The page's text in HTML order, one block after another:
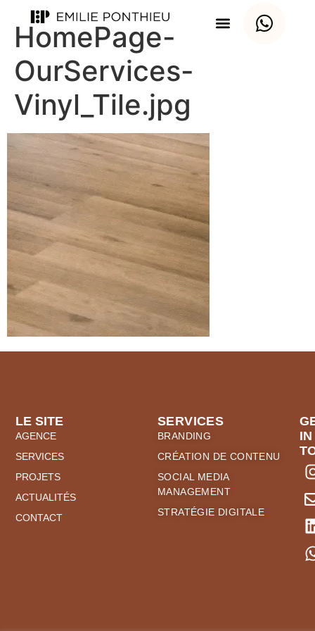
HomePage-
OurServices-
Vinyl_Tile.jpg
SERVICES
BRANDING
CRÉATION DE CONTENU
SOCIAL MEDIA
MANAGEMENT
STRATÉGIE DIGITALE
LE SITE
AGENCE
SERVICES
PROJETS
ACTUALITÉS
CONTACT
IN